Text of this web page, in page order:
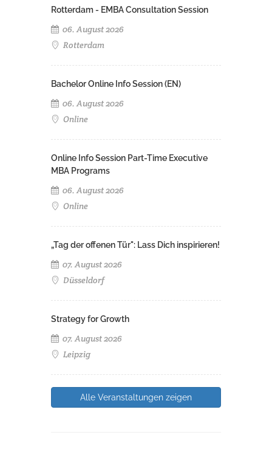
Rotterdam - EMBA Consultation Session
06. August 2026
Rotterdam
Bachelor Online Info Session (EN)
06. August 2026
Online
Online Info Session Part-Time Executive
MBA Programs
06. August 2026
Online
„Tag der offenen Tür": Lass Dich inspirieren!
07. August 2026
Düsseldorf
Strategy for Growth
07. August 2026
Leipzig
Alle Veranstaltungen zeigen